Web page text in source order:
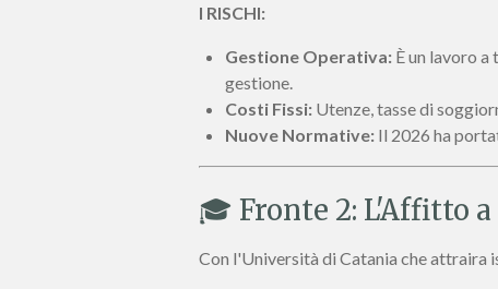
I RISCHI:
Gestione Operativa: È un lavoro
gestione.
Costi Fissi: Utenze, tasse di
Nuove Normative: Il 2026 ha
🎓 Fronte 2: L'Affitto
Con l'Università di Catania che attraira